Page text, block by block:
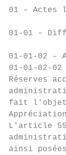
01 –
01-01 –
01-01-02 –
01-01-02-
Réserves
fait l'objet
L'article
ainsi